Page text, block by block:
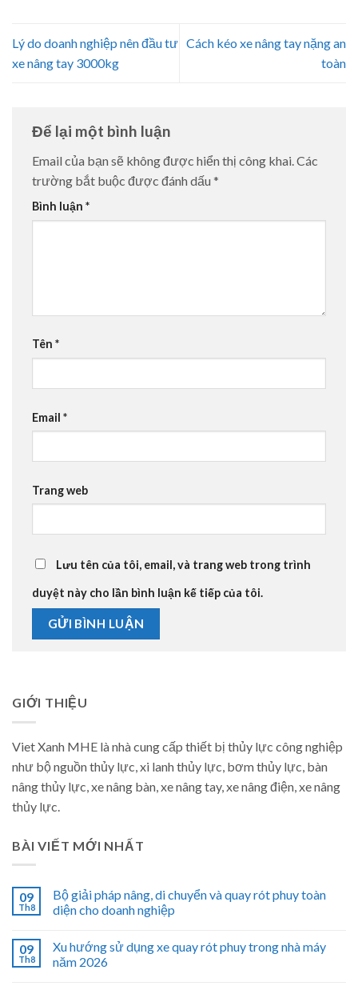
Lý do doanh nghiệp nên đầu tư
xe nâng tay 3000kg
Cách kéo xe nâng tay nặng an
toàn
Để lại một bình luận
Email của bạn sẽ không được hiển thị công khai.Các
trường bắt buộc được đánh dấu *
Bình luận *
Tên *
Email *
Trang web
Lưu tên của tôi, email, và trang web trong trình
duyệt này cho lần bình luận kế tiếp của tôi.
GIỚI THIỆU
Viet Xanh MHE là nhà cung cấp thiết bị thủy lực công nghiệp
như bộ nguồn thủy lực, xi lanh thủy lực, bơm thủy lực, bàn
nâng thủy lực, xe nâng bàn, xe nâng tay, xe nâng điện, xe nâng
thủy lực.
BÀI VIẾT MỚI NHẤT
09
Th8
Bộ giải pháp nâng, di chuyển và quay rót phuy toàn
diện cho doanh nghiệp
09
Th8
Xu hướng sử dụng xe quay rót phuy trong nhà máy
năm 2026